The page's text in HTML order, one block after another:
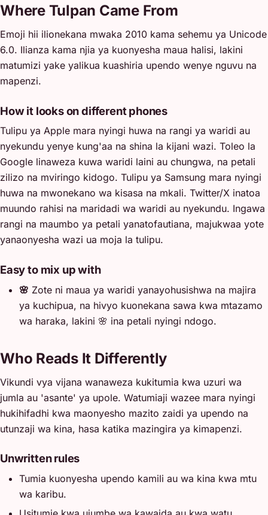
Where Tulpan Came From
Emoji hii ilionekana mwaka 2010 kama sehemu ya Unicode
6.0. Ilianza kama njia ya kuonyesha maua halisi, lakini
matumizi yake yalikua kuashiria upendo wenye nguvu na
mapenzi.
How it looks on different phones
Tulipu ya Apple mara nyingi huwa na rangi ya waridi au
nyekundu yenye kung'aa na shina la kijani wazi. Toleo la
Google linaweza kuwa waridi laini au chungwa, na petali
zilizo na mviringo kidogo. Tulipu ya Samsung mara nyingi
huwa na mwonekano wa kisasa na mkali. Twitter/X inatoa
muundo rahisi na maridadi wa waridi au nyekundu. Ingawa
rangi na maumbo ya petali yanatofautiana, majukwaa yote
yanaonyesha wazi ua moja la tulipu.
Easy to mix up with
🌸 Zote ni maua ya waridi yanayohusishwa na majira
ya kuchipua, na hivyo kuonekana sawa kwa mtazamo
wa haraka, lakini 🌸 ina petali nyingi ndogo.
Who Reads It Differently
Vikundi vya vijana wanaweza kukitumia kwa uzuri wa
jumla au 'asante' ya upole. Watumiaji wazee mara nyingi
hukihifadhi kwa maonyesho mazito zaidi ya upendo na
utunzaji wa kina, hasa katika mazingira ya kimapenzi.
Unwritten rules
Tumia kuonyesha upendo kamili au wa kina kwa mtu
wa karibu.